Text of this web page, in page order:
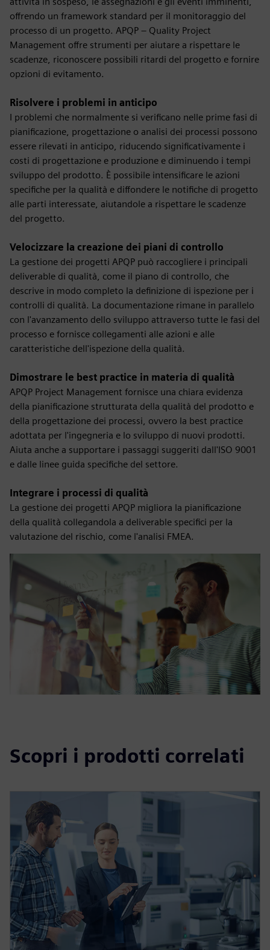
offrendo un framework standard per il monitoraggio del
processo di un progetto. APQP – Quality Project
Management offre strumenti per aiutare a rispettare le
scadenze, riconoscere possibili ritardi del progetto e fornire
opzioni di evitamento.
Risolvere i problemi in anticipo
I problemi che normalmente si verificano nelle prime fasi di
pianificazione, progettazione o analisi dei processi possono
essere rilevati in anticipo, riducendo significativamente i
costi di progettazione e produzione e diminuendo i tempi
sviluppo del prodotto. È possibile intensificare le azioni
specifiche per la qualità e diffondere le notifiche di progetto
alle parti interessate, aiutandole a rispettare le scadenze
del progetto.
Velocizzare la creazione dei piani di controllo
La gestione dei progetti APQP può raccogliere i principali
deliverable di qualità, come il piano di controllo, che
descrive in modo completo la definizione di ispezione per i
controlli di qualità. La documentazione rimane in parallelo
con l'avanzamento dello sviluppo attraverso tutte le fasi del
processo e fornisce collegamenti alle azioni e alle
caratteristiche dell'ispezione della qualità.
Dimostrare le best practice in materia di qualità
APQP Project Management fornisce una chiara evidenza
della pianificazione strutturata della qualità del prodotto e
della progettazione dei processi, ovvero la best practice
adottata per l'ingegneria e lo sviluppo di nuovi prodotti.
Aiuta anche a supportare i passaggi suggeriti dall'ISO 9001
e dalle linee guida specifiche del settore.
Integrare i processi di qualità
La gestione dei progetti APQP migliora la pianificazione
della qualità collegandola a deliverable specifici per la
valutazione del rischio, come l'analisi FMEA.
Scopri i prodotti correlati